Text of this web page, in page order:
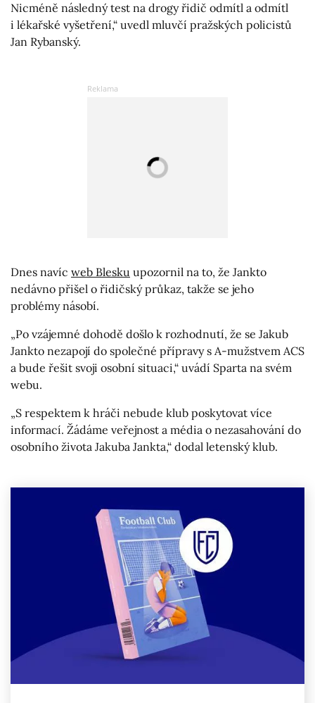
Nicméně následný test na drogy řidič odmítl a odmítl
i lékařské vyšetření,“ uvedl mluvčí pražských policistů
Jan Rybanský.
Dnes navíc web Blesku upozornil na to, že Jankto
nedávno přišel o řidičský průkaz, takže se jeho
problémy násobí.
„Po vzájemné dohodě došlo k rozhodnutí, že se Jakub
Jankto nezapojí do společné přípravy s A-mužstvem ACS
a bude řešit svoji osobní situaci,“ uvádí Sparta na svém
webu.
„S respektem k hráči nebude klub poskytovat více
informací. Žádáme veřejnost a média o nezasahování do
osobního života Jakuba Jankta,“ dodal letenský klub.